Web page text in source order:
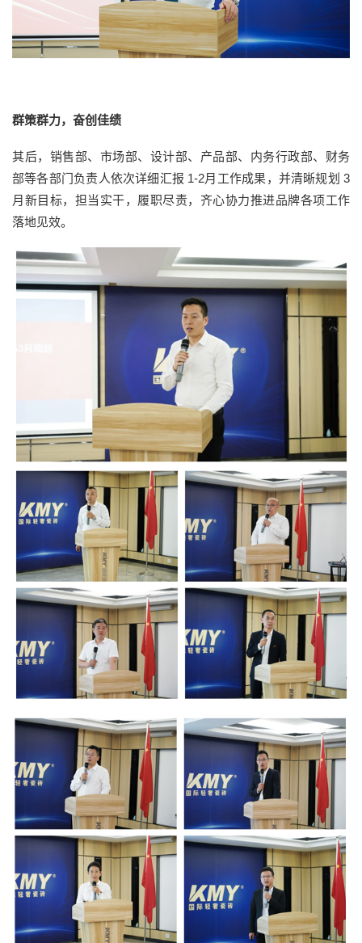
群策群力，奋创佳绩
其后，销售部、市场部、设计部、产品部、内务行政部、财务
部等各部门负责人依次详细汇报 1-2月工作成果，并清晰规划 3
月新目标，担当实干，履职尽责，齐心协力推进品牌各项工作
落地见效。